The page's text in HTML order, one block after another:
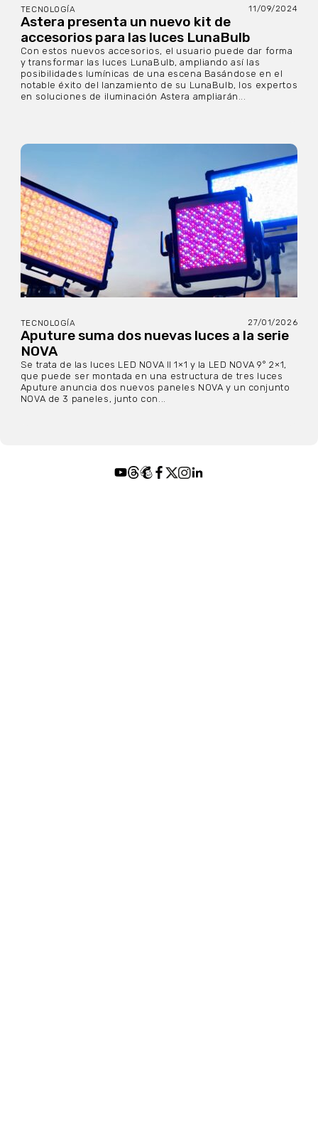
TECNOLOGÍA 11/09/2024
Astera presenta un nuevo kit de
accesorios para las luces LunaBulb
Con estos nuevos accesorios, el usuario puede dar forma
y transformar las luces LunaBulb, ampliando así las
posibilidades lumínicas de una escena Basándose en el
notable éxito del lanzamiento de su LunaBulb, los expertos
en soluciones de iluminación Astera ampliarán...
TECNOLOGÍA 27/01/2026
Aputure suma dos nuevas luces a la serie
NOVA
Se trata de las luces LED NOVA II 1×1 y la LED NOVA 9° 2×1,
que puede ser montada en una estructura de tres luces
Aputure anuncia dos nuevos paneles NOVA y un conjunto
NOVA de 3 paneles, junto con...